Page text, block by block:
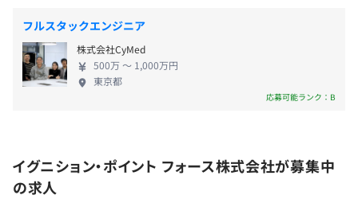
無期雇用
フルスタックエンジニア
株式会社CyMed
500万 〜 1,000万円
東京都
応募可能ランク：B
イグニション・ポイント フォース株式会社が募集中
の求人